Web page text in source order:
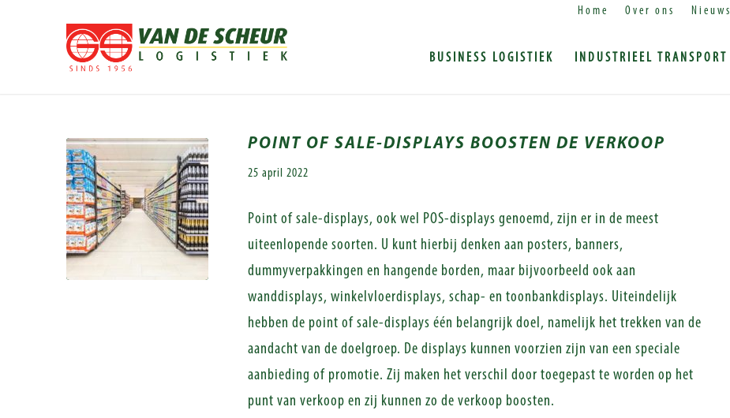
Home Over ons Nieuws
BUSINESS LOGISTIEK INDUSTRIEEL TRANSPORT
POINT OF SALE-DISPLAYS BOOSTEN DE VERKOOP
25 april 2022
Point of sale-displays, ook wel POS-displays genoemd, zijn er in de meest
uiteenlopende soorten. U kunt hierbij denken aan posters, banners,
dummyverpakkingen en hangende borden, maar bijvoorbeeld ook aan
wanddisplays, winkelvloerdisplays, schap- en toonbankdisplays. Uiteindelijk
hebben de point of sale-displays één belangrijk doel, namelijk het trekken van de
aandacht van de doelgroep. De displays kunnen voorzien zijn van een speciale
aanbieding of promotie. Zij maken het verschil door toegepast te worden op het
punt van verkoop en zij kunnen zo de verkoop boosten.